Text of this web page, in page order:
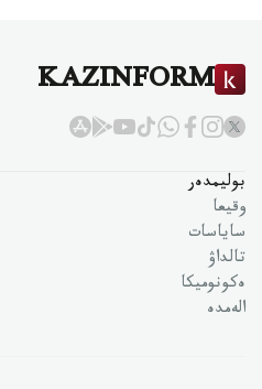
KAZINFORM
بوليمدەر
وقيعا
ساياسات
تالداۋ
ەكونوميكا
الەمدە